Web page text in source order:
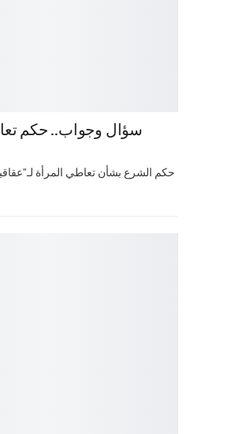
سؤال وجواب.. حكم
حكم الشرع بشأن تعاطي المرأة